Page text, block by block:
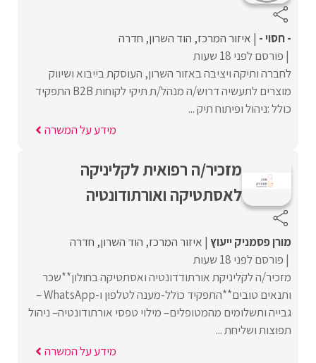
- חסוי - איזור המרכז הוד השרון חדרה
פורסם לפני 18 שעות
לחברה ותיקה ויציבה באזור השרון, העוסקת בייבוא ושיווק
מוצרים לתעשיה דרוש/ה מנהל/ת תיקי לקוחות B2B התפקיד
כולל :ניהול ופיתוח תיק ...
מידע על המשרה
מזכיר/ה רפואית לקליניקה
לאסתטיקה ואורתודונטיה
מורן פסמניק ייעוץ איזור המרכז הוד השרון חדרה
פורסם לפני 18 שעות
מזכיר/ה לקליניקת אורתודדונטיה ואסתטיקה בחולון**שכר
ותנאים טובים**התפקיד כולל-מענה לטלפון ו-WhatsApp –
גבייה ותשלומים מהמטופלים– מילוי טפסי אורתודונטיה– ניהול
תפוצות ושליחת ...
מידע על המשרה